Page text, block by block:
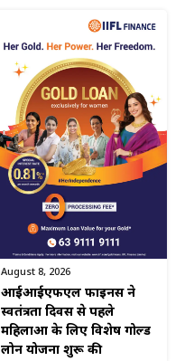
August 8, 2026
आईआईएफएल फाइनेंस ने
स्वतंत्रता दिवस से पहले
महिलाओं के लिए विशेष गोल्ड
लोन योजना शुरू की